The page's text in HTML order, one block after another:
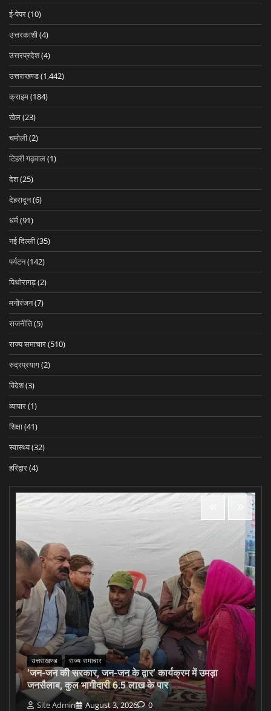
ई-पेपर(10)
उत्तरकाशी(4)
उत्तरप्रदेश(4)
उत्तराखण्ड(1,442)
क्राइम(184)
खेल(23)
चमोली(2)
टिहरी गढ़वाल(1)
देश(25)
देहरादून(6)
धर्म(91)
नई दिल्ली(35)
पर्यटन(142)
पिथोरागढ़(2)
मनोरंजन(7)
राजनीति(5)
राज्य समाचार(510)
रुद्रप्रयाग(2)
विदेश(3)
व्यापार(1)
शिक्षा(41)
स्वास्थ्य(32)
हरिद्वार(4)
उत्तराखण्ड राज्य समाचार
‘जन-जन की सरकार, जन-जन के द्वार’ कार्यक्रम में उमड़ा
जनसैलाब, कुल भागीदारी 6.5 लाख के पार
Site Admin August 3, 2026 0